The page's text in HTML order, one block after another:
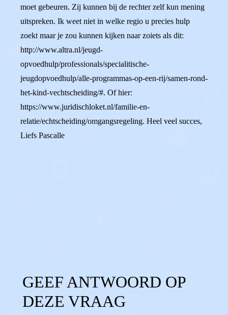
moet gebeuren. Zij kunnen bij de rechter zelf kun mening
uitspreken. Ik weet niet in welke regio u precies hulp
zoekt maar je zou kunnen kijken naar zoiets als dit:
http://www.altra.nl/jeugd-
opvoedhulp/professionals/specialitische-
jeugdopvoedhulp/alle-programmas-op-een-rij/samen-rond-
het-kind-vechtscheiding/#. Of hier:
https://www.juridischloket.nl/familie-en-
relatie/echtscheiding/omgangsregeling. Heel veel succes,
Liefs Pascalle
GEEF ANTWOORD OP
DEZE VRAAG